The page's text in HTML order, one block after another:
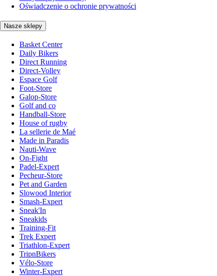
Oświadczenie o ochronie prywatności
Nasze sklepy
Basket Center
Daily Bikers
Direct Running
Direct-Volley
Espace Golf
Foot-Store
Galop-Store
Golf and co
Handball-Store
House of rugby
La sellerie de Maé
Made in Paradis
Nauti-Wave
On-Fight
Padel-Expert
Pecheur-Store
Pet and Garden
Slowood Interior
Smash-Expert
Sneak'In
Sneakids
Training-Fit
Trek Expert
Triathlon-Expert
TripnBikers
Vélo-Store
Winter-Expert